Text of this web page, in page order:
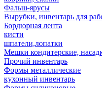
Фальш-ярусы
Вырубки, инвентарь для
Бордюрная лента
кисти
шпатели,лопатки
Мешки кондитерские,
Прочий инвентарь
Формы металлические
кухонный инвентарь